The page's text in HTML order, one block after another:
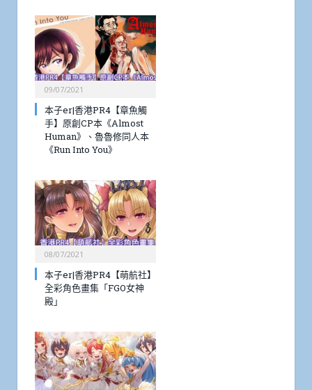
09/07/2021
本子er|香港PR4【章魚觸
手】原創CP本《Almost
Human》、魯魯修同人本
《Run Into You》
08/07/2021
本子er|香港PR4【萌航社】
全彩角色畫集「FGO女神
殿」